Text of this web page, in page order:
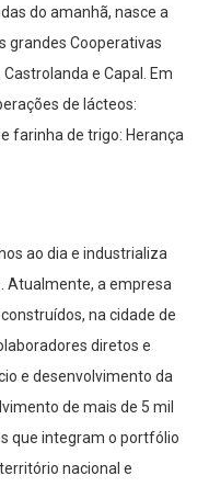
do amanhã, nasce a
grandes Cooperativas
e Capal. Em
de lácteos:
farinha de trigo: Herança
ao dia e industrializa
Atualmente, a empresa
na cidade de
diretos e
e desenvolvimento da
de mais de 5 mil
que integram o portfólio
nacional e